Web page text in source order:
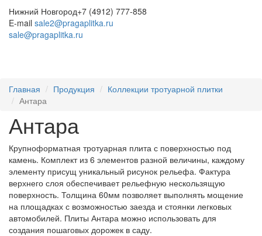
Нижний Новгород+7 (4912) 777-858
E-mail sale2@pragaplitka.ru
sale@pragaplitka.ru
Главная Продукция
Коллекции тротуарной плитки
Антара
Антара
Крупноформатная тротуарная плита с поверхностью под
камень. Комплект из 6 элементов разной величины, каждому
элементу присущ уникальный рисунок рельефа. Фактура
верхнего слоя обеспечивает рельефную нескользящую
поверхность. Толщина 60мм позволяет выполнять мощение
на площадках с возможностью заезда и стоянки легковых
автомобилей. Плиты Антара можно использовать для
создания пошаговых дорожек в саду.